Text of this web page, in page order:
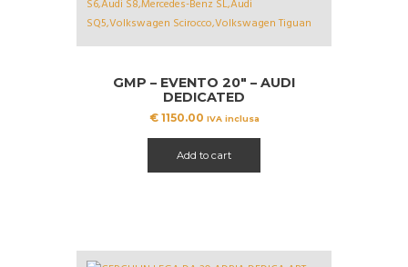
GMP – EVENTO 20″ – AUDI
DEDICATED
€1150.00 IVA inclusa
Add to cart